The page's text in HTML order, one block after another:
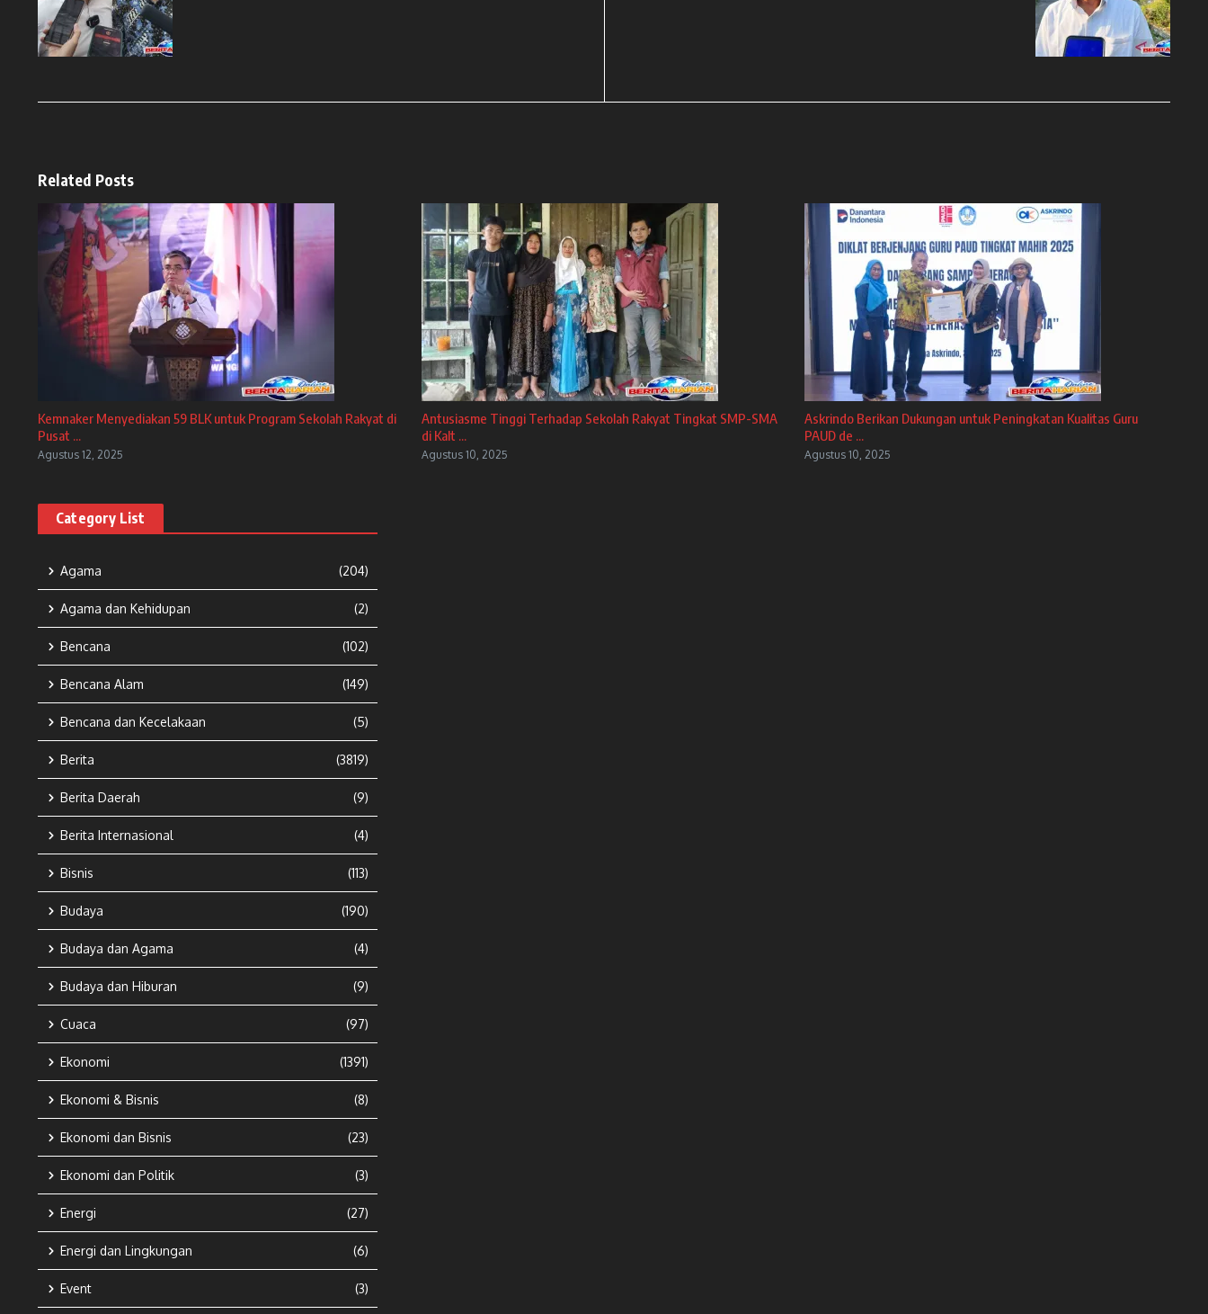
Related Posts
Kemnaker Menyediakan 59 BLK untuk Program Sekolah Rakyat di
Pusat ...
Agustus 12, 2025
Antusiasme Tinggi Terhadap Sekolah Rakyat Tingkat SMP-SMA
di Kalt ...
Agustus 10, 2025
Askrindo Berikan Dukungan untuk Peningkatan Kualitas Guru
PAUD de ...
Agustus 10, 2025
Category List
Agama (204)
Agama dan Kehidupan (2)
Bencana (102)
Bencana Alam (149)
Bencana dan Kecelakaan (5)
Berita (3819)
Berita Daerah (9)
Berita Internasional (4)
Bisnis (113)
Budaya (190)
Budaya dan Agama (4)
Budaya dan Hiburan (9)
Cuaca (97)
Ekonomi (1391)
Ekonomi & Bisnis (8)
Ekonomi dan Bisnis (23)
Ekonomi dan Politik (3)
Energi (27)
Energi dan Lingkungan (6)
Event (3)